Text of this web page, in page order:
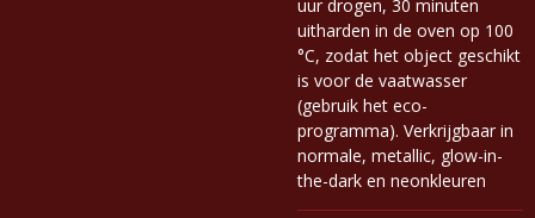
uur drogen, 30 minuten
uitharden in de oven op 100
°C, zodat het object geschikt
is voor de vaatwasser
(gebruik het eco-
programma). Verkrijgbaar in
normale, metallic, glow-in-
the-dark en neonkleuren